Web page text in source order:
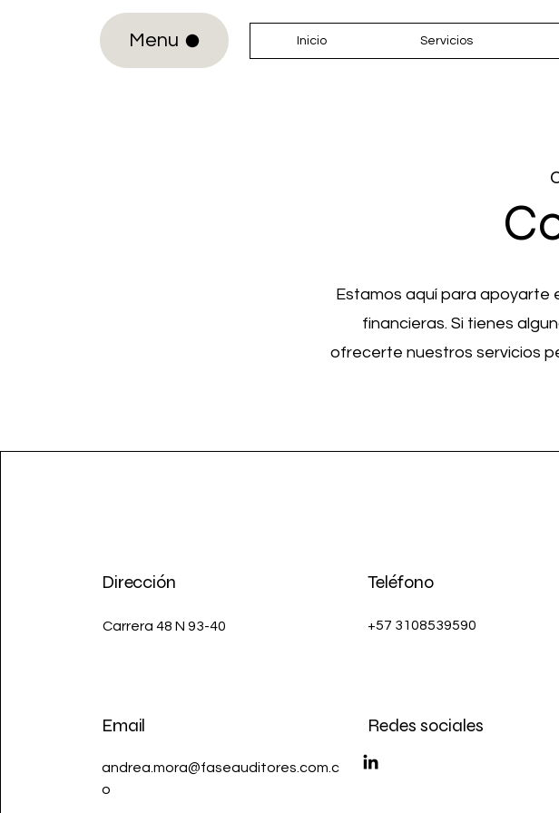
Menu Inicio Servicios
Estamos aquí para apoyarte
financieras. Si tienes
ofrecerte nuestros servicios
Dirección
Carrera 48 N 93-40
Email
andrea.mora@faseauditores.com.c
o
Teléfono
+57 3108539590
Redes sociales